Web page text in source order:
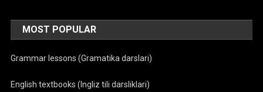
MOST POPULAR
Grammar lessons (Gramatika darslari)
English textbooks (Ingliz tili darsliklari)